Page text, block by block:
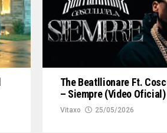
The Beatllionare Ft.
– Siempre (Video Oficial)
Vitaxo 25/05/2026